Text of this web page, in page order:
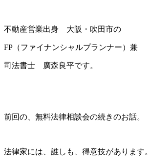
不動産営業出身 大阪・吹田市の
FP（ファイナンシャルプランナー）兼
司法書士 廣森良平です。
前回の、無料法律相談会の続きのお話。
法律家には、誰しも、得意技があります。